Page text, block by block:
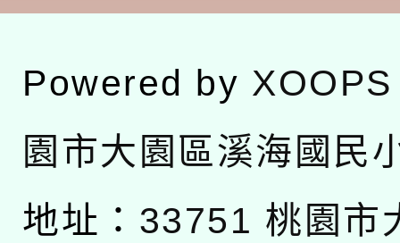
Powered by XOOPS
園市大園區溪海國民
地址： 33751 桃園市